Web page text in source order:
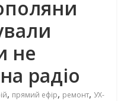
не
радіо
, прямий ефір, ремонт, УХ-